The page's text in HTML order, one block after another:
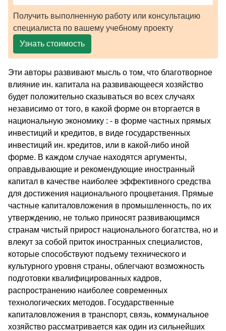
Получить выполненную работу или консультацию
специалиста по вашему учебному проекту
Узнать стоимость
Эти авторы развивают мысль о том, что благотворное
влияние ин. капитала на развивающееся хозяйство
будет положительно сказываться во всех случаях
независимо от того, в какой форме он вторгается в
национальную экономику : - в форме частных прямых
инвестиций и кредитов, в виде государственных
инвестиций ин. кредитов, или в какой-либо иной
форме. В каждом случае находятся аргументы,
оправдывающие и рекомендующие иностранный
капитал в качестве наиболее эффективного средства
для достижения национального процветания. Прямые
частные капиталовложения в промышленность, по их
утверждению, не только приносят развивающимся
странам чистый прирост национального богатства, но и
влекут за собой приток иностранных специалистов,
которые способствуют подъему технического и
культурного уровня страны, облегчают возможность
подготовки квалифицированных кадров,
распространению наиболее современных
технологических методов. Государственные
капиталовложения в транспорт, связь, коммунальное
хозяйство рассматривается как один из сильнейших